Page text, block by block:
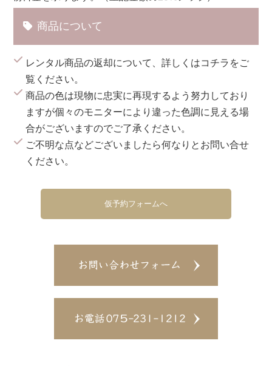
商品について
レンタル商品の返却について、詳しくはコチラ をご
覧ください。
商品の色は現物に忠実に再現するよう努力しており
ますが個々のモニターにより違った色調に見える場
合がございますのでご了承ください。
ご不明な点などございましたら何なりとお問い合せ
ください。
仮予約フォームへ